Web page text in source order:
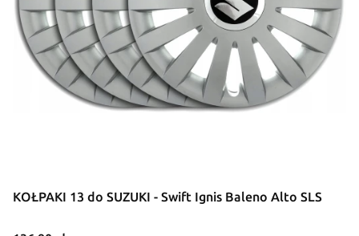
KOŁPAKI 13 do SUZUKI - Swift Ignis Baleno Alto SLS